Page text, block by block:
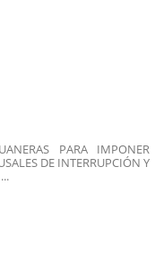
PARA IMPONER
DE INTERRUPCIÓN Y